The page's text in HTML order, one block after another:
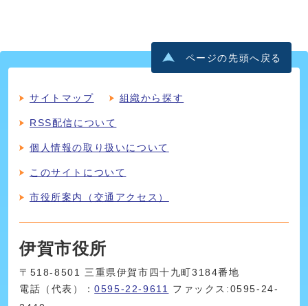
ページの先頭へ戻る
サイトマップ 組織から探す
RSS配信について
個人情報の取り扱いについて
このサイトについて
市役所案内（交通アクセス）
伊賀市役所
〒518-8501 三重県伊賀市四十九町3184番地
電話（代表）：0595-22-9611
ファックス:0595-24-